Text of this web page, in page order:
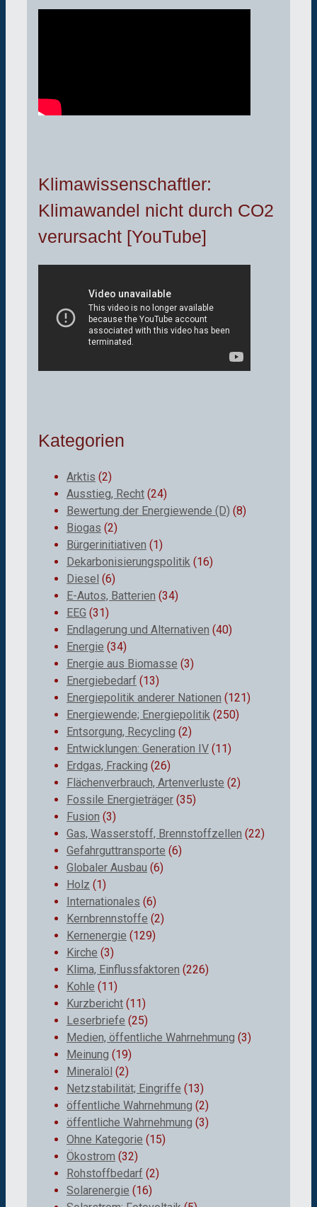
Klimawissenschaftler:
Klimawandel nicht durch CO2
verursacht [YouTube]
Kategorien
Arktis (2)
Ausstieg, Recht (24)
Bewertung der Energiewende (D) (8)
Biogas (2)
Bürgerinitiativen (1)
Dekarbonisierungspolitik (16)
Diesel (6)
E-Autos, Batterien (34)
EEG (31)
Endlagerung und Alternativen (40)
Energie (34)
Energie aus Biomasse (3)
Energiebedarf (13)
Energiepolitik anderer Nationen (121)
Energiewende; Energiepolitik (250)
Entsorgung, Recycling (2)
Entwicklungen: Generation IV (11)
Erdgas, Fracking (26)
Flächenverbrauch, Artenverluste (2)
Fossile Energieträger (35)
Fusion (3)
Gas, Wasserstoff, Brennstoffzellen (22)
Gefahrguttransporte (6)
Globaler Ausbau (6)
Holz (1)
Internationales (6)
Kernbrennstoffe (2)
Kernenergie (129)
Kirche (3)
Klima, Einflussfaktoren (226)
Kohle (11)
Kurzbericht (11)
Leserbriefe (25)
Medien, öffentliche Wahrnehmung (3)
Meinung (19)
Mineralöl (2)
Netzstabilität; Eingriffe (13)
öffentliche Wahrnehmung (2)
öffentliche Wahrnehmung (3)
Ohne Kategorie (15)
Ökostrom (32)
Rohstoffbedarf (2)
Solarenergie (16)